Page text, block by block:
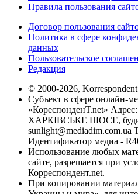
Правила пользования
Договор пользования
Политика в сфере
данных
Пользовательское
Редакция
© 2000-2026,
Субъект в сфере онлайн-
«КореспонденТ.net»
ХАРКІВСЬКЕ ШОСЕ,
sunlight@mediadim.com.ua
Идентификатор медиа -
Использование любых
сайте, разрешается при
Корреспондент.net.
При копировании